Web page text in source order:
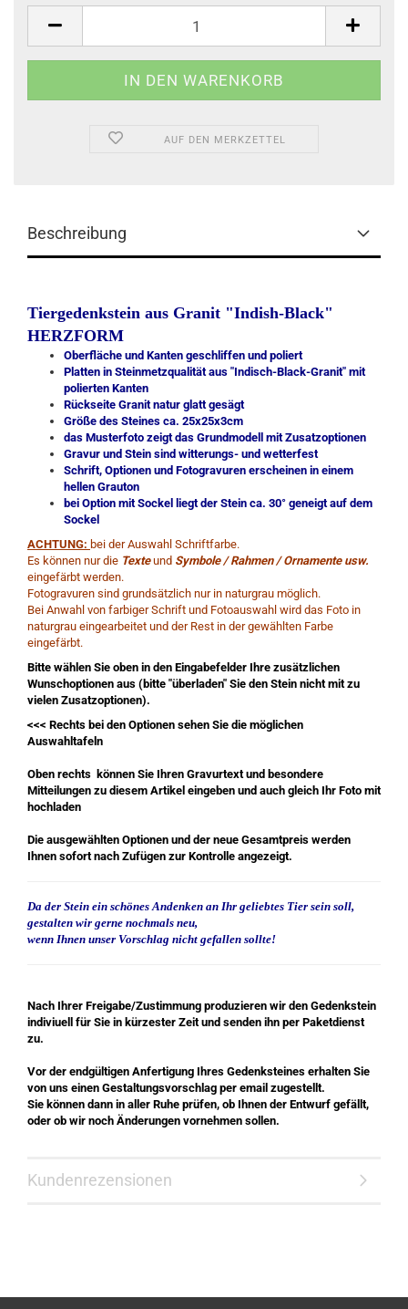
AUF DEN MERKZETTEL
Beschreibung
Tiergedenkstein aus Granit "Indish-Black"
HERZFORM
Oberfläche und Kanten geschliffen und poliert
Platten in Steinmetzqualität aus "Indisch-Black-Granit" mit
polierten Kanten
Rückseite Granit natur glatt gesägt
Größe des Steines ca. 25x25x3cm
das Musterfoto zeigt das Grundmodell mit Zusatzoptionen
Gravur und Stein sind witterungs- und wetterfest
Schrift, Optionen und Fotogravuren erscheinen in einem
hellen Grauton
bei Option mit Sockel liegt der Stein ca. 30° geneigt auf dem
Sockel
ACHTUNG: bei der Auswahl Schriftfarbe.
Es können nur die Texteund Symbole / Rahmen / Ornamente usw.
eingefärbt werden.
Fotogravuren sind grundsätzlich nur in naturgrau möglich.
Bei Anwahl von farbiger Schrift und Fotoauswahl wird das Foto in
naturgrau eingearbeitet und der Rest in der gewählten Farbe
eingefärbt.
Bitte wählen Sie oben in den Eingabefelder Ihre zusätzlichen
Wunschoptionen aus (bitte "überladen" Sie den Stein nicht mit zu
vielen Zusatzoptionen).
<<< Rechts bei den Optionen sehen Sie die möglichen
Auswahltafeln
Oben rechts können Sie Ihren Gravurtext und besondere
Mitteilungen zu diesem Artikel eingeben und auch gleich Ihr Foto mit
hochladen
Die ausgewählten Optionen und der neue Gesamtpreis werden
Ihnen sofort nach Zufügen zur Kontrolle angezeigt.
Da der Stein ein schönes Andenken an Ihr geliebtes Tier sein soll,
gestalten wir gerne nochmals neu,
wenn Ihnen unser Vorschlag nicht gefallen sollte!
Nach Ihrer Freigabe/Zustimmung produzieren wir den Gedenkstein
indiviuell für Sie in kürzester Zeit und senden ihn per Paketdienst
zu.
Vor der endgültigen Anfertigung Ihres Gedenksteines erhalten Sie
von uns einen Gestaltungsvorschlag per email zugestellt.
Sie können dann in aller Ruhe prüfen, ob Ihnen der Entwurf gefällt,
oder ob wir noch Änderungen vornehmen sollen.
Kundenrezensionen